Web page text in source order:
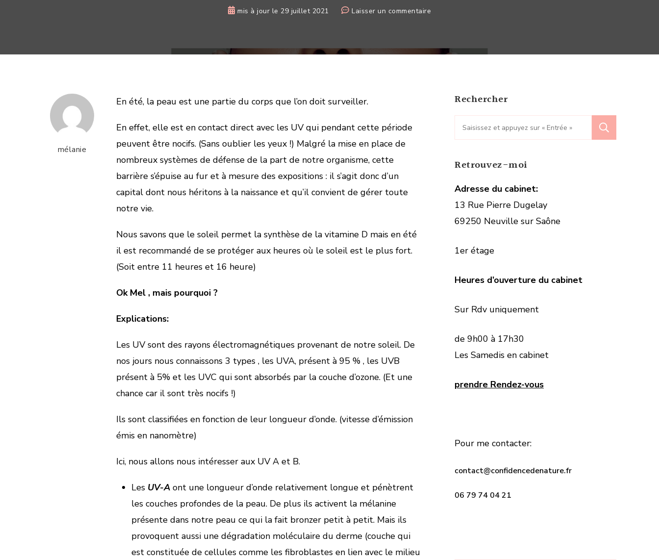
mis à jour le 29 juillet 2021 Laisser un commentaire
je
mélanie
En été, la peau est une partie du corps que l’on doit surveiller.
En effet, elle est en contact direct avec les UV qui pendant cette période
peuvent être nocifs. (Sans oublier les yeux !) Malgré la mise en place de
nombreux systèmes de défense de la part de notre organisme, cette
barrière s’épuise au fur et à mesure des expositions : il s’agit donc d’un
capital dont nous héritons à la naissance et qu’il convient de gérer toute
notre vie.
Nous savons que le soleil permet la synthèse de la vitamine D mais en été
il est recommandé de se protéger aux heures où le soleil est le plus fort.
(Soit entre 11 heures et 16 heure)
Ok Mel , mais pourquoi ?
Explications:
Les UV sont des rayons électromagnétiques provenant de notre soleil. De
nos jours nous connaissons 3 types , les UVA, présent à 95 % , les UVB
présent à 5% et les UVC qui sont absorbés par la couche d’ozone. (Et une
chance car il sont très nocifs !)
Ils sont classifiées en fonction de leur longueur d’onde. (vitesse d’émission
émis en nanomètre)
Ici, nous allons nous intéresser aux UV A et B.
Les UV-Aont une longueur d’onde relativement longue et pénètrent
les couches profondes de la peau. De plus ils activent la mélanine
présente dans notre peau ce qui la fait bronzer petit à petit. Mais ils
provoquent aussi une dégradation moléculaire du derme (couche qui
est constituée de cellules comme les fibroblastes en lien avec le milieu
Rechercher
Recherche
pour
Retrouvez-moi
Adresse du cabinet:
13 Rue Pierre Dugelay
69250 Neuville sur Saône
1er étage
Heures d’ouverture du cabinet
Sur Rdv uniquement
de 9h00 à 17h30
Les Samedis en cabinet
prendre Rendez-vous
Pour me contacter:
contact@confidencedenature.fr
06 79 74 04 21